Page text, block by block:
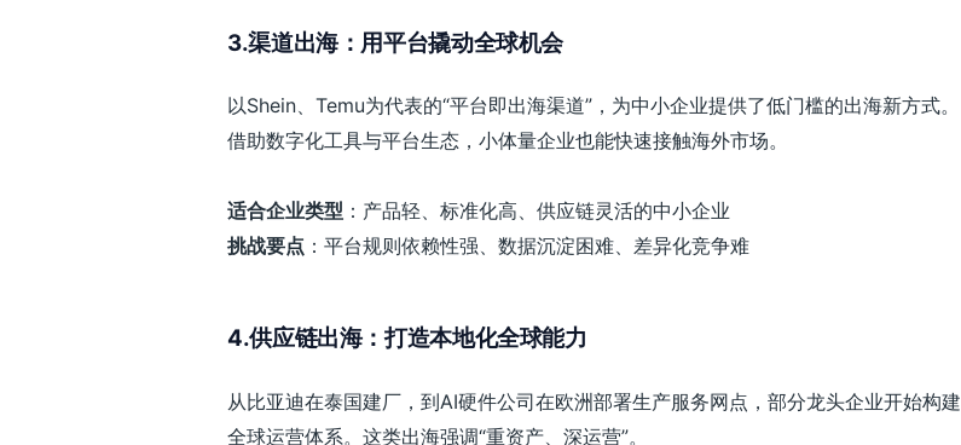
3.渠道出海：用平台撬动全球机会
以Shein、Temu为代表的“平台即出海渠道”，为中小企业提供了低门槛的出海新方式。
借助数字化工具与平台生态，小体量企业也能快速接触海外市场。
适合企业类型 ：产品轻、标准化高、供应链灵活的中小企业
挑战要点 ：平台规则依赖性强、数据沉淀困难、差异化竞争难
4.供应链出海：打造本地化全球能力
从比亚迪在泰国建厂，到AI硬件公司在欧洲部署生产服务网点，部分龙头企业开始构建
全球运营体系。这类出海强调“重资产、深运营”。